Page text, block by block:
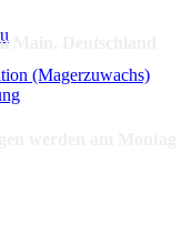
(Magerzuwachs)
Main, Deutschland
werden am Montag